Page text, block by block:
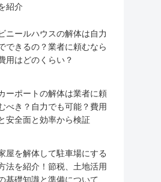
紹介
ニールハウスの解体は自力
できるの？業者に頼むなら
用はどのくらい？
ーポートの解体は業者に頼
べき？自力でも可能？費用
安全面と効率から検証
屋を解体して駐車場にする
法を紹介！節税、土地活用
基礎知識と準備について